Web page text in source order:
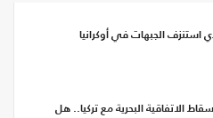
استنزف الجبهات في أوكرانيا
الاتفاقية البحرية مع تركيا.. هل